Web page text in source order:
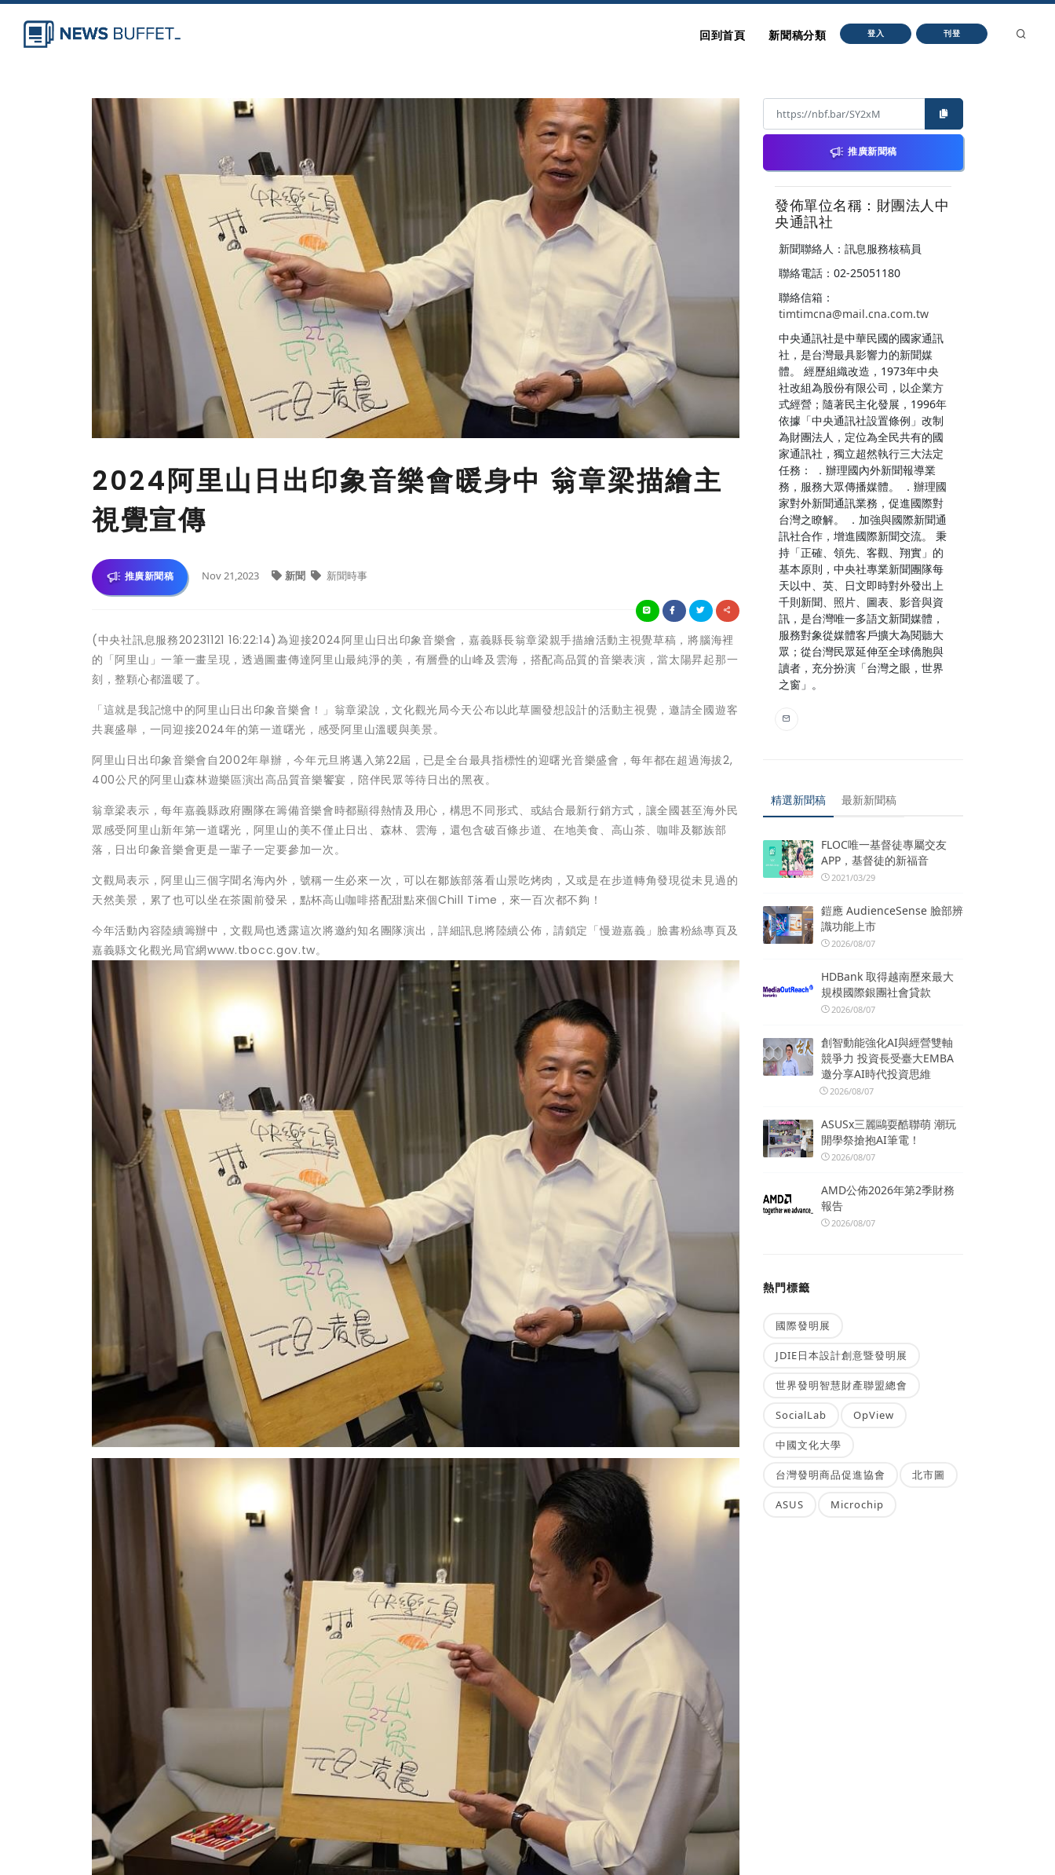
回到首頁 新聞稿分類 登入 刊登
2024阿里山日出印象音樂會暖身中 翁章梁描繪主
視覺宣傳
推廣新聞稿 Nov 21,2023 新聞 新聞時事
(中央社訊息服務20231121 16:22:14)為迎接2024阿里山日出印象音樂會，嘉義縣長翁章梁親手描繪活動主視覺草稿，將腦海裡
的「阿里山」一筆一畫呈現，透過圖畫傳達阿里山最純淨的美，有層疊的山峰及雲海，搭配高品質的音樂表演，當太陽昇起那一
刻，整顆心都溫暖了。
「這就是我記憶中的阿里山日出印象音樂會！」翁章梁說，文化觀光局今天公布以此草圖發想設計的活動主視覺，邀請全國遊客
共襄盛舉，一同迎接2024年的第一道曙光，感受阿里山溫暖與美景。
阿里山日出印象音樂會自2002年舉辦，今年元旦將邁入第22屆，已是全台最具指標性的迎曙光音樂盛會，每年都在超過海拔2,
400公尺的阿里山森林遊樂區演出高品質音樂饗宴，陪伴民眾等待日出的黑夜。
翁章梁表示，每年嘉義縣政府團隊在籌備音樂會時都顯得熱情及用心，構思不同形式、或結合最新行銷方式，讓全國甚至海外民
眾感受阿里山新年第一道曙光，阿里山的美不僅止日出、森林、雲海，還包含破百條步道、在地美食、高山茶、咖啡及鄒族部
落，日出印象音樂會更是一輩子一定要參加一次。
文觀局表示，阿里山三個字聞名海內外，號稱一生必來一次，可以在鄒族部落看山景吃烤肉，又或是在步道轉角發現從未見過的
天然美景，累了也可以坐在茶園前發呆，點杯高山咖啡搭配甜點來個Chill Time，來一百次都不夠！
今年活動內容陸續籌辦中，文觀局也透露這次將邀約知名團隊演出，詳細訊息將陸續公佈，請鎖定「慢遊嘉義」臉書粉絲專頁及
嘉義縣文化觀光局官網www.tbocc.gov.tw。
推廣新聞稿
發佈單位名稱：財團法人中
央通訊社
新聞聯絡人：訊息服務核稿員
聯絡電話：02-25051180
聯絡信箱：
timtimcna@mail.cna.com.tw
中央通訊社是中華民國的國家通訊
社，是台灣最具影響力的新聞媒
體。 經歷組織改造，1973年中央
社改組為股份有限公司，以企業方
式經營；隨著民主化發展，1996年
依據「中央通訊社設置條例」改制
為財團法人，定位為全民共有的國
家通訊社，獨立超然執行三大法定
任務： ．辦理國內外新聞報導業
務，服務大眾傳播媒體。 ．辦理國
家對外新聞通訊業務，促進國際對
台灣之瞭解。 ．加強與國際新聞通
訊社合作，增進國際新聞交流。 秉
持「正確、領先、客觀、翔實」的
基本原則，中央社專業新聞團隊每
天以中、英、日文即時對外發出上
千則新聞、照片、圖表、影音與資
訊，是台灣唯一多語文新聞媒體，
服務對象從媒體客戶擴大為閱聽大
眾；從台灣民眾延伸至全球僑胞與
讀者，充分扮演「台灣之眼，世界
之窗」。
精選新聞稿 最新新聞稿
FLOC唯一基督徒專屬交友
APP，基督徒的新福音
2021/03/29
鎧應 AudienceSense 臉部辨
識功能上市
2026/08/07
HDBank 取得越南歷來最大
規模國際銀團社會貸款
2026/08/07
創智動能強化AI與經營雙軸
競爭力 投資長受臺大EMBA
邀分享AI時代投資思維
2026/08/07
ASUSx三麗鷗耍酷聯萌 潮玩
開學祭搶抱AI筆電！
2026/08/07
AMD公佈2026年第2季財務
報告
2026/08/07
熱門標籤
國際發明展
JDIE日本設計創意暨發明展
世界發明智慧財產聯盟總會
SocialLab OpView
中國文化大學
台灣發明商品促進協會 北市圖
ASUS Microchip